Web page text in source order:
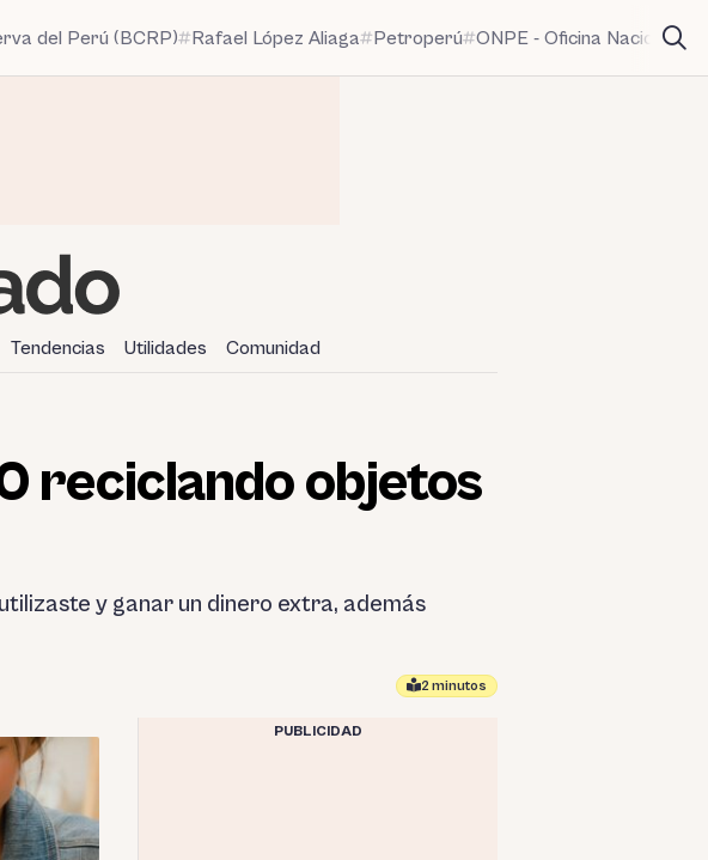
del Perú (BCRP) Rafael López Aliaga Petroperú ONPE - Oficina Nacional
Tendencias Utilidades Comunidad
reciclando objetos
y ganar un dinero extra, además
2 minutos
PUBLICIDAD